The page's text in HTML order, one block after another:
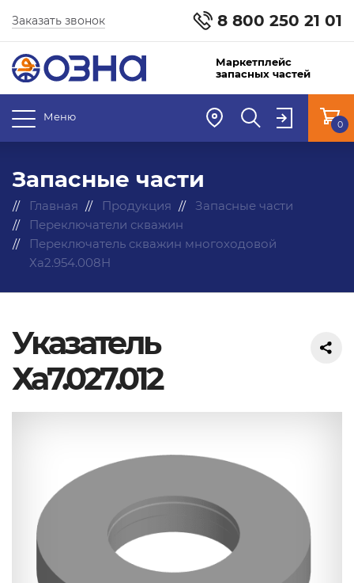
8 800 250 21 01
Заказать звонок
Маркетплейс
запасных частей
Меню
0
Запасные части
Главная Продукция
Запасные части
Переключатели скважин
Переключатель скважин многоходовой
Ха2.954.008Н
Указатель
Ха7.027.012